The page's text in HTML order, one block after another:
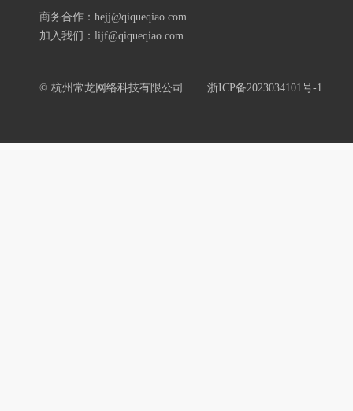
商务合作：hejj@qiqueqiao.com
加入我们：lijf@qiqueqiao.com
© 杭州常龙网络科技有限公司 浙ICP备2023034101号-1